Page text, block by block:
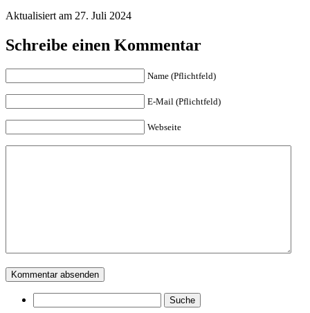
Aktualisiert am 27. Juli 2024
Schreibe einen Kommentar
Name (Pflichtfeld)
E-Mail (Pflichtfeld)
Webseite